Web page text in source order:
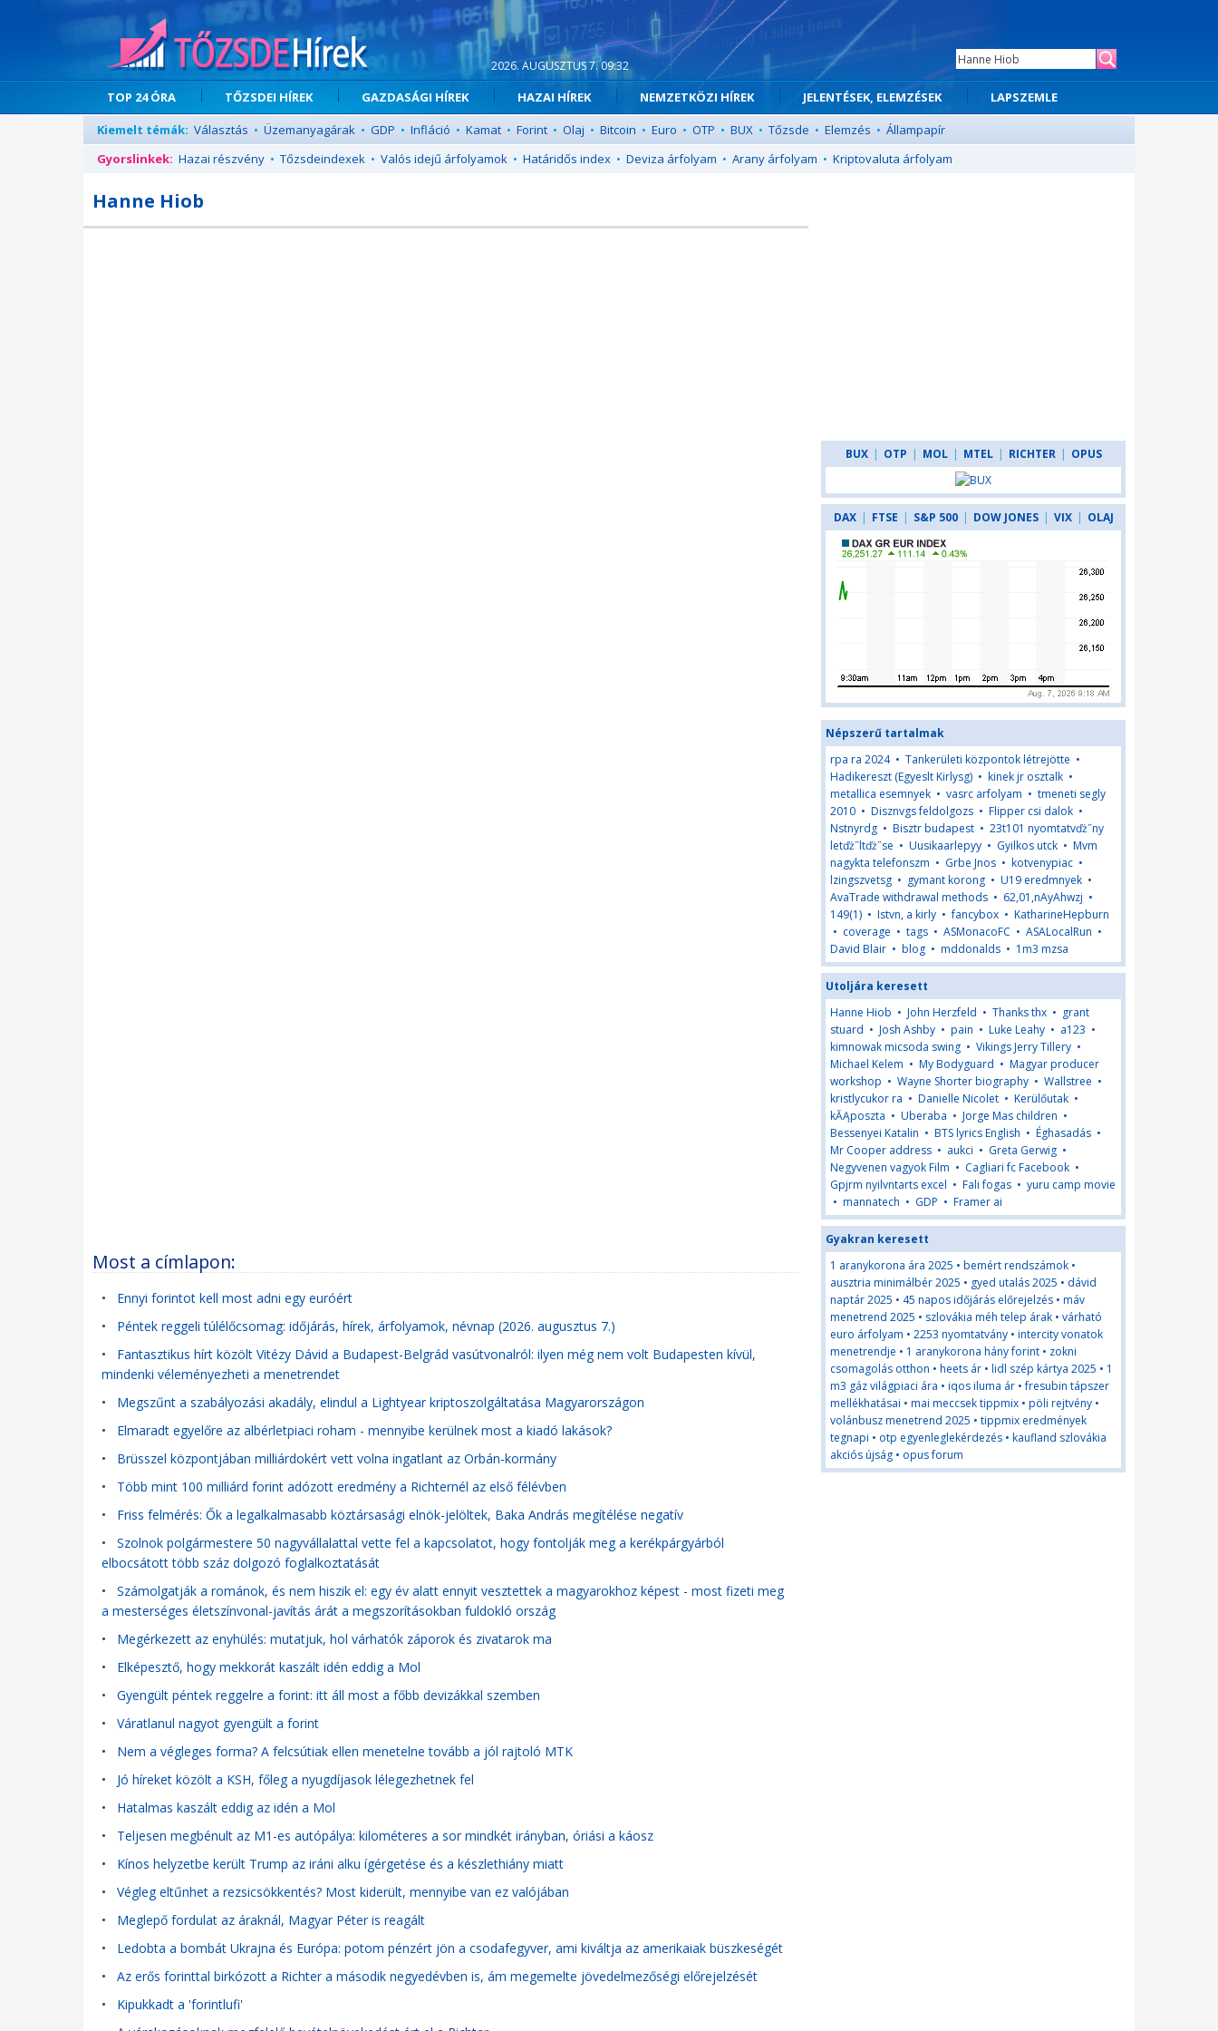
2026. AUGUSZTUS 7. 09:32
TOP 24 ÓRA TŐZSDEI HÍREK GAZDASÁGI HÍREK HAZAI HÍREK NEMZETKÖZI HÍREK JELENTÉSEK, ELEMZÉSEK
LAPSZEMLE
Kiemelt témák: Választás • Üzemanyagárak • GDP • Infláció • Kamat • Forint • Olaj • Bitcoin • Euro • OTP • BUX • Tőzsde • Elemzés • Állampapír
Gyorslinkek: Hazai részvény • Tőzsdeindexek • Valós idejű árfolyamok • Határidős index • Deviza árfolyam • Arany árfolyam • Kriptovaluta árfolyam
Hanne Hiob
Most a címlapon:
• Ennyi forintot kell most adni egy euróért
• Péntek reggeli túlélőcsomag: időjárás, hírek, árfolyamok, névnap (2026. augusztus 7.)
• Fantasztikus hírt közölt Vitézy Dávid a Budapest-Belgrád vasútvonalról: ilyen még nem volt Budapesten kívül,
mindenki véleményezheti a menetrendet
• Megszűnt a szabályozási akadály, elindul a Lightyear kriptoszolgáltatása Magyarországon
• Elmaradt egyelőre az albérletpiaci roham - mennyibe kerülnek most a kiadó lakások?
• Brüsszel központjában milliárdokért vett volna ingatlant az Orbán-kormány
• Több mint 100 milliárd forint adózott eredmény a Richternél az első félévben
• Friss felmérés: Ők a legalkalmasabb köztársasági elnök-jelöltek, Baka András megítélése negatív
• Szolnok polgármestere 50 nagyvállalattal vette fel a kapcsolatot, hogy fontolják meg a kerékpárgyárból
elbocsátott több száz dolgozó foglalkoztatását
• Számolgatják a románok, és nem hiszik el: egy év alatt ennyit vesztettek a magyarokhoz képest - most fizeti meg
a mesterséges életszínvonal-javítás árát a megszorításokban fuldokló ország
• Megérkezett az enyhülés: mutatjuk, hol várhatók záporok és zivatarok ma
• Elképesztő, hogy mekkorát kaszált idén eddig a Mol
• Gyengült péntek reggelre a forint: itt áll most a főbb devizákkal szemben
• Váratlanul nagyot gyengült a forint
• Nem a végleges forma? A felcsútiak ellen menetelne tovább a jól rajtoló MTK
• Jó híreket közölt a KSH, főleg a nyugdíjasok lélegezhetnek fel
• Hatalmas kaszált eddig az idén a Mol
• Teljesen megbénult az M1-es autópálya: kilométeres a sor mindkét irányban, óriási a káosz
• Kínos helyzetbe került Trump az iráni alku ígérgetése és a készlethiány miatt
• Végleg eltűnhet a rezsicsökkentés? Most kiderült, mennyibe van ez valójában
• Meglepő fordulat az áraknál, Magyar Péter is reagált
• Ledobta a bombát Ukrajna és Európa: potom pénzért jön a csodafegyver, ami kiváltja az amerikaiak büszkeségét
• Az erős forinttal birkózott a Richter a második negyedévben is, ám megemelte jövedelmezőségi előrejelzését
• Kipukkadt a 'forintlufi'
BUX | OTP | MOL | MTEL | RICHTER | OPUS
DAX | FTSE | S&P 500 | DOW JONES | VIX | OLAJ
Népszerű tartalmak
rpa ra 2024• Tankerületi központok létrejötte •
Hadikereszt (Egyeslt Kirlysg) • kinek jr osztalk •
metallica esemnyek • vasrc arfolyam • tmeneti segly
2010 • Disznvgs feldolgozs • Flipper csi dalok •
Nstnyrdg • Bisztr budapest • 23t101 nyomtatvďż˝ny
letďż˝ltďż˝se • Uusikaarlepyy • Gyilkos utck • Mvm
nagykta telefonszm • Grbe Jnos • kotvenypiac •
lzingszvetsg • gymant korong • U19 eredmnyek •
AvaTrade withdrawal methods • 62,01,nAyAhwzj •
149(1) • Istvn, a kirly •fancybox • KatharineHepburn
• coverage • tags • ASMonacoFC • ASALocalRun •
David Blair • blog • mddonalds • 1m3 mzsa
Utoljára keresett
Hanne Hiob • John Herzfeld • Thanks thx • grant
stuard • Josh Ashby • pain • Luke Leahy • a123 •
kimnowak micsoda swing • Vikings Jerry Tillery •
Michael Kelem • My Bodyguard • Magyar producer
workshop • Wayne Shorter biography • Wallstree •
kristlycukor ra • Danielle Nicolet • Kerülőutak •
kĂĄposzta • Uberaba • Jorge Mas children •
Bessenyei Katalin • BTS lyrics English • Éghasadás •
Mr Cooper address • aukci • Greta Gerwig •
Negyvenen vagyok Film • Cagliari fc Facebook •
Gpjrm nyilvntarts excel • Fali fogas • yuru camp movie
• mannatech • GDP • Framer ai
Gyakran keresett
1 aranykorona ára 2025 • bemért rendszámok •
ausztria minimálbér 2025 • gyed utalás 2025 • dávid
naptár 2025 • 45 napos időjárás előrejelzés • máv
menetrend 2025 • szlovákia méh telep árak • várható
euro árfolyam • 2253 nyomtatvány • intercity vonatok
menetrendje • 1 aranykorona hány forint • zokni
csomagolás otthon • heets ár • lidl szép kártya 2025 • 1
m3 gáz világpiaci ára • iqos iluma ár •fresubin tápszer
mellékhatásai • mai meccsek tippmix • pöli rejtvény •
volánbusz menetrend 2025 • tippmix eredmények
tegnapi • otp egyenleglekérdezés • kaufland szlovákia
akciós újság • opus forum